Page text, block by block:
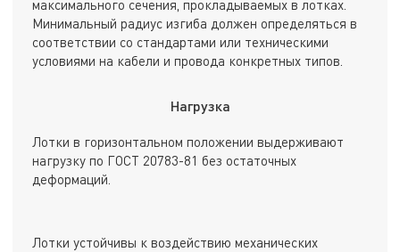
максимального сечения, прокладываемых в лотках.
Минимальный радиус изгиба должен определяться в
соответствии со стандартами или техническими
условиями на кабели и провода конкретных типов.
Нагрузка
Лотки в горизонтальном положении выдерживают
нагрузку по ГОСТ 20783-81 без остаточных
деформаций.
Лотки устойчивы к воздействию механических